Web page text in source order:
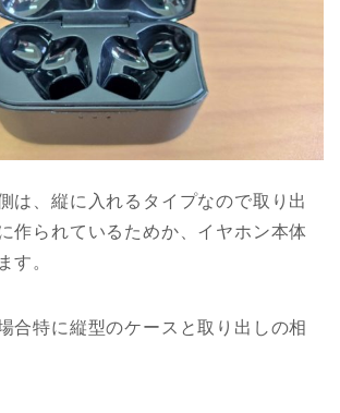
は、縦に入れるタイプなので取り出
作られているためか、イヤホン本体
す。
合特に縦型のケースと取り出しの相